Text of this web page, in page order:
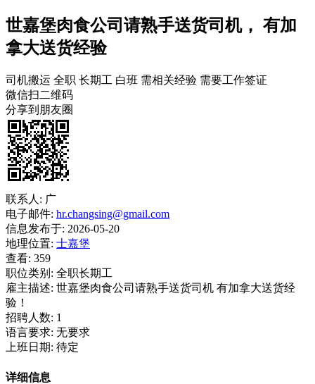
世嘉堡肉食公司请熟手送货司机， 有加
拿大送货经验
司机搬运 全职 长期工 白班 需相关经验 需要工作签证
微信扫二维码
分享到朋友圈
联系人: 广
电子邮件: hr.changsing@gmail.com
信息发布于: 2026-05-20
地理位置: 士嘉堡
查看: 359
职位类别: 全职长期工
雇主描述: 世嘉堡肉食公司请熟手送货司机 有加拿大送货经
验！
招聘人数: 1
语言要求: 无要求
上班日期: 待定
详细信息